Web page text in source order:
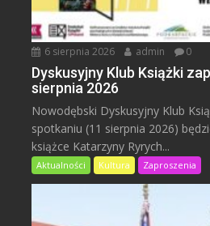
6 sierpnia 2026 admin 0
Dyskusyjny Klub Książki
sierpnia 2026
Nowodębski Dyskusyjny Klub
spotkaniu (11 sierpnia 2026)
książce Katarzyny Ryrych...
Aktualności Kultura Zaproszenia